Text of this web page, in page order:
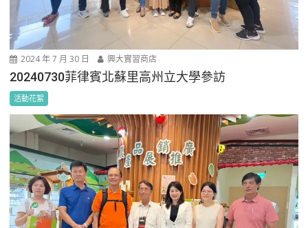
2024 年 7 月 30 日 興大實習商店
20240730菲律賓北蘇里高州立大學參訪
活動花絮